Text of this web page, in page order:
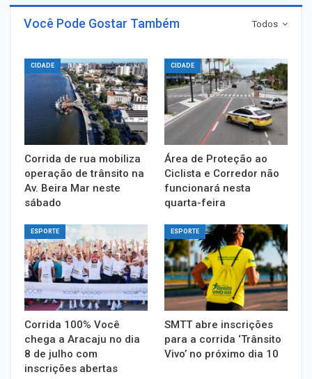
Todos
Você Pode Gostar Também
CIDADE
Corrida de rua mobiliza
operação de trânsito na
Av. Beira Mar neste
sábado
CIDADE
Área de Proteção ao
Ciclista e Corredor não
funcionará nesta
quarta-feira
ESPORTE
Corrida 100% Você
chega a Aracaju no dia
8 de julho com
inscrições abertas
ESPORTE
SMTT abre inscrições
para a corrida ‘Trânsito
Vivo’ no próximo dia 10